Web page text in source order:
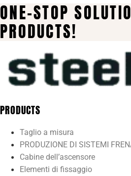
ONE-STOP
PRODUCTS!
PRODUCTS
Taglio a misura
PRODUZIONE DI SISTEMI
Cabine dell’ascensore
Elementi di fissaggio